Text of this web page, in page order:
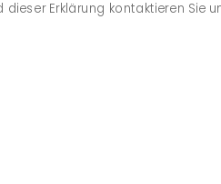
Erklärung kontaktieren Sie